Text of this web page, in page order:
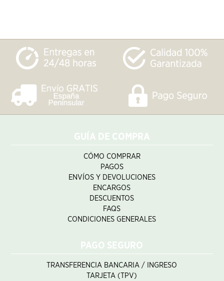
GUÍA DE COMPRA
CÓMO COMPRAR
PAGOS
ENVÍOS Y DEVOLUCIONES
ENCARGOS
DESCUENTOS
FAQS
CONDICIONES GENERALES
PAGO SEGURO
TRANSFERENCIA BANCARIA / INGRESO
TARJETA (TPV)